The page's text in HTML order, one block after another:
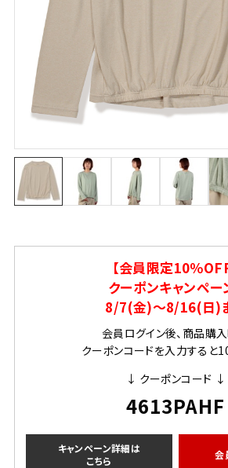
【会員限定10％OFF
クーポンキャンペー
8/7(金)～8/16(日)
会員ログイン後、商品購
クーポンコードを入力すると
↓ クーポンコード ↓
4613PAHF
キャンペーン詳細は
こちら
会